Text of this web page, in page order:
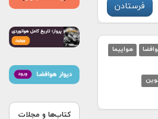
هواپیما
کتاب‌ها و مجلات